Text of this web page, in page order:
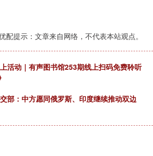
配提示：文章来自网络，不代表本站观点。
活动｜有声图书馆253期线上扫码免费聆听
部：中方愿同俄罗斯、印度继续推动双边